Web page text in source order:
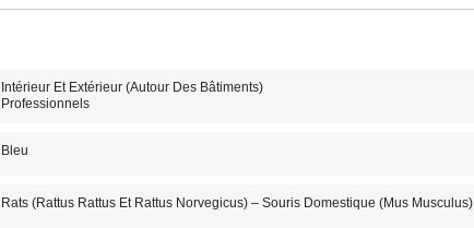
Intérieur Et Extérieur (autour Des Bâtiments)
Professionnels
Bleu
Rats (Rattus Rattus Et Rattus Norvegicus) – Souris Domestique (Mus Musculus)